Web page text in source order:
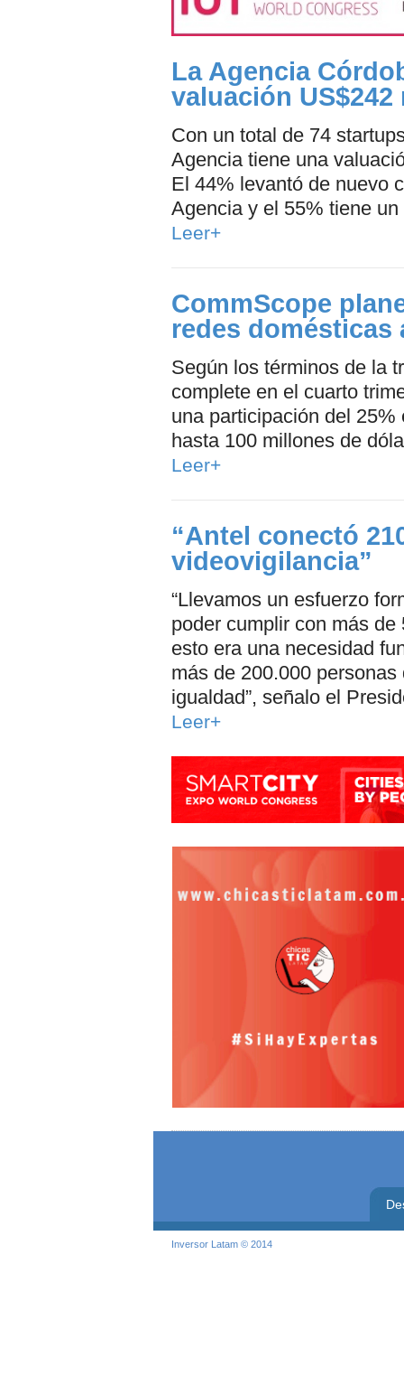
La Agencia
valuación
Con un total de 74
Agencia tiene una
El 44% levantó de nuevo
Agencia y el 55% tiene
Leer+
CommScope
redes domésticas
Según los términos de la
complete en el cuarto
una participación del
hasta 100 millones de
Leer+
“Antel conectó
videovigilancia”
“Llevamos un esfuerzo
poder cumplir con más
esto era una necesidad
más de 200.000
igualdad”, señalo el
Leer+
Inversor Latam © 2014